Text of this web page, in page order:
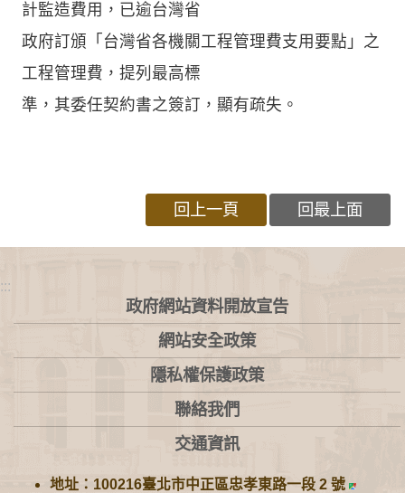
計監造費用，已逾台灣省
政府訂頒「台灣省各機關工程管理費支用要點」之
工程管理費，提列最高標
準，其委任契約書之簽訂，顯有疏失。
回上一頁 回最上面
:::
政府網站資料開放宣告
網站安全政策
隱私權保護政策
聯絡我們
交通資訊
地址：100216臺北市中正區忠孝東路一段 2 號